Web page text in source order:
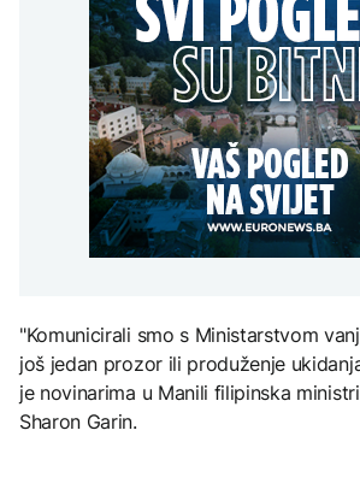
DRUŠTVO
Počela isplata
RS
Nuklearka Krško
smanjuje
zbog niskog
visokih
Save
Redovi na
graničnim
EU: Koja je svrha
sistema ako se
čim je
BIZNIS
Skočile cijene
svjetskom
se to odraziti na
djece moraju
miliona dolara
KULTURA
Rat i pijesak
drevnim
Meroe u Sudanu
Rihanna radi na
albumu
"Komunicirali smo s Ministarstvom
još jedan prozor ili produženje
je novinarima u Manili filipinska
Sharon Garin.